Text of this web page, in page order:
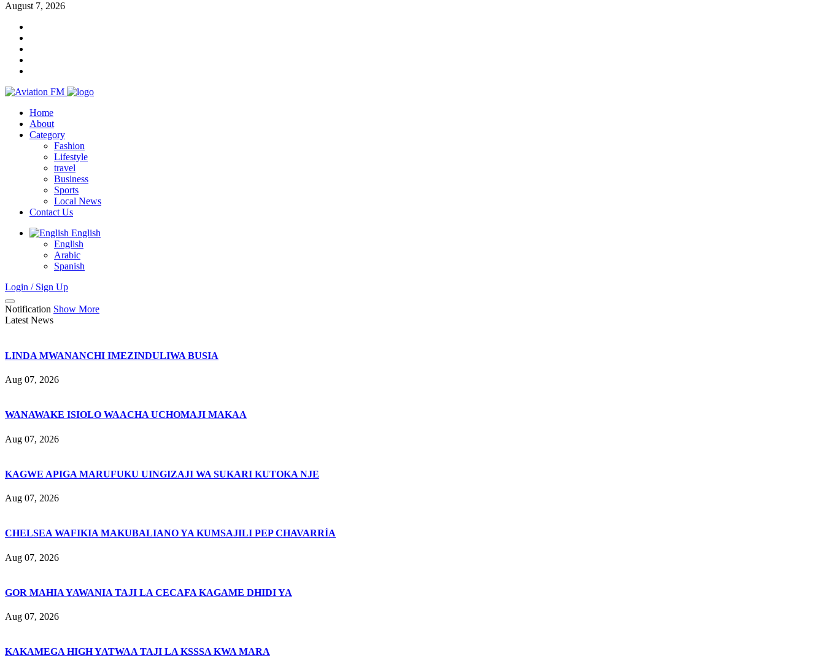
August 7, 2026
Home
About
Category
Fashion
Lifestyle
travel
Business
Sports
Local News
Contact Us
English
English
Arabic
Spanish
Login / Sign Up
Notification Show More
Latest News
LINDA MWANANCHI IMEZINDULIWA BUSIA
Aug 07, 2026
WANAWAKE ISIOLO WAACHA UCHOMAJI MAKAA
Aug 07, 2026
KAGWE APIGA MARUFUKU UINGIZAJI WA SUKARI KUTOKA NJE
Aug 07, 2026
CHELSEA WAFIKIA MAKUBALIANO YA KUMSAJILI PEP CHAVARRÍA
Aug 07, 2026
GOR MAHIA YAWANIA TAJI LA CECAFA KAGAME DHIDI YA
Aug 07, 2026
KAKAMEGA HIGH YATWAA TAJI LA KSSSA KWA MARA